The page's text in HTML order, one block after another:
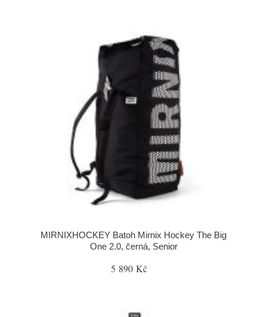
MIRNIXHOCKEY Batoh Mirnix Hockey The Big
One 2.0, černá, Senior
5 890 Kč